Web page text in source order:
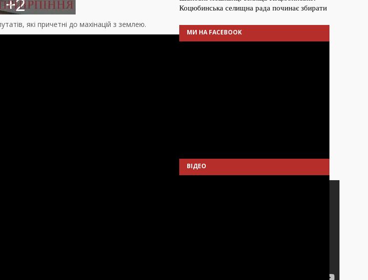
які причетні до махінацій з землею.
МИ НА FACEBOOK
ВІДЕО